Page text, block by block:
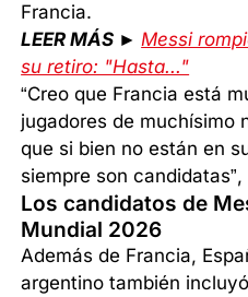
Francia.
LEER MÁS ► Messi
su retiro: "Hasta..."
“Creo que Francia está
jugadores de muchísimo
que si bien no están en
siempre son candidatas”,
Los candidatos de
Mundial 2026
Además de Francia,
argentino también